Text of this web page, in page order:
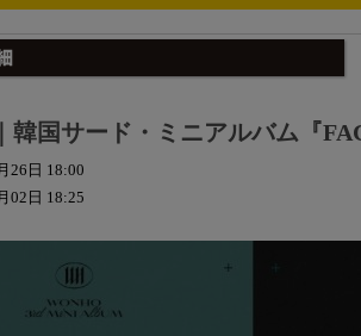
韓国サード・ミニアルバム『
26日 18:00
02日 18:25